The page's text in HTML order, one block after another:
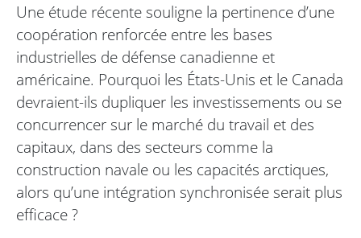
Une étude récente souligne la pertinence d’une
coopération renforcée entre les bases
industrielles de défense canadienne et
américaine. Pourquoi les États-Unis et le Canada
devraient-ils dupliquer les investissements ou se
concurrencer sur le marché du travail et des
capitaux, dans des secteurs comme la
construction navale ou les capacités arctiques,
alors qu’une intégration synchronisée serait plus
efficace ?